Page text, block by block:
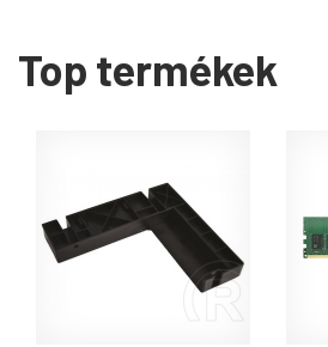
Top termékek